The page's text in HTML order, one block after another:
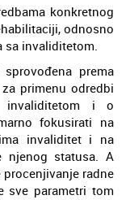
konkretnog
odnosno
sa invaliditetom.
prema
primenu odredbi
invaliditetom i o
fokusirati na
invaliditet i na
njenog statusa. A
radne
sve parametri tom